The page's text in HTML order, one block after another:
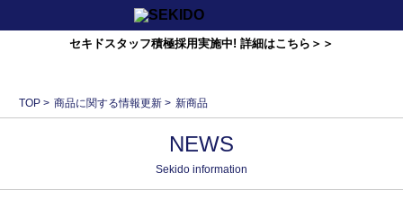
セキドスタッフ積極採用実施中! 詳細はこちら＞＞
TOP > 商品に関する情報更新 > 新商品
NEWS
Sekido information